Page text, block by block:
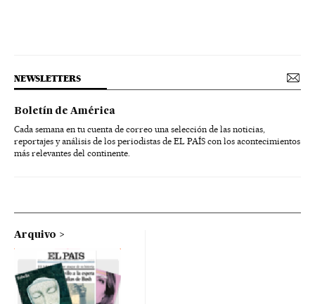
NEWSLETTERS
Boletín de América
Cada semana en tu cuenta de correo una selección de las noticias,
reportajes y análisis de los periodistas de EL PAÍS con los acontecimientos
más relevantes del continente.
Arquivo